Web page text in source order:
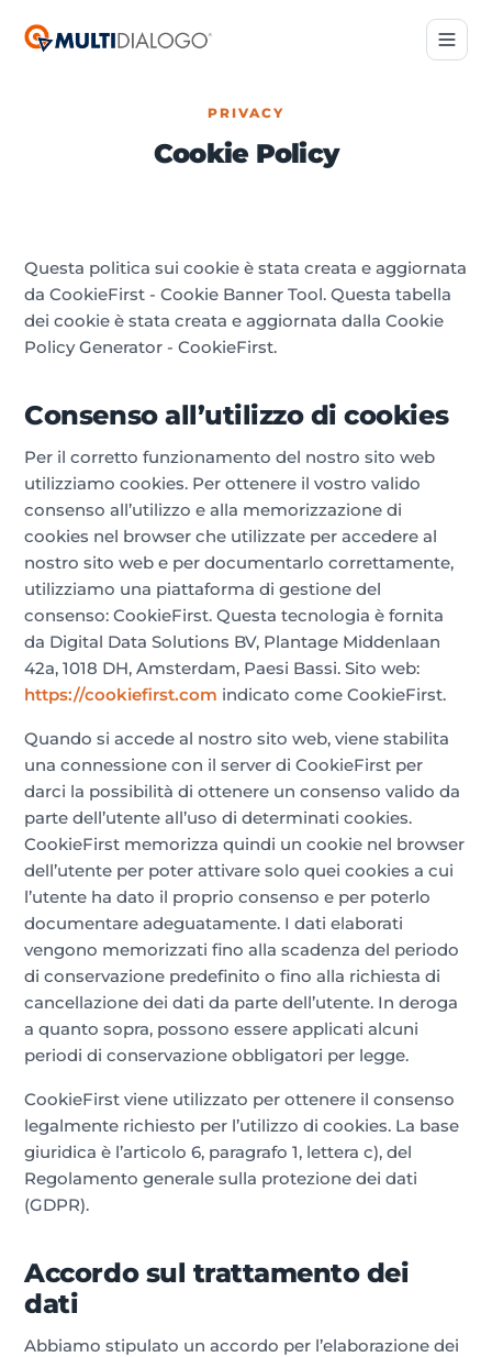
PRIVACY
Cookie Policy
Questa politica sui cookie è stata creata e aggiornata
da CookieFirst - Cookie Banner Tool. Questa tabella
dei cookie è stata creata e aggiornata dalla Cookie
Policy Generator - CookieFirst.
Consenso all’utilizzo di cookies
Per il corretto funzionamento del nostro sito web
utilizziamo cookies. Per ottenere il vostro valido
consenso all’utilizzo e alla memorizzazione di
cookies nel browser che utilizzate per accedere al
nostro sito web e per documentarlo correttamente,
utilizziamo una piattaforma di gestione del
consenso: CookieFirst. Questa tecnologia è fornita
da Digital Data Solutions BV, Plantage Middenlaan
42a, 1018 DH, Amsterdam, Paesi Bassi. Sito web:
https://cookiefirst.com indicato come CookieFirst.
Quando si accede al nostro sito web, viene stabilita
una connessione con il server di CookieFirst per
darci la possibilità di ottenere un consenso valido da
parte dell’utente all’uso di determinati cookies.
CookieFirst memorizza quindi un cookie nel browser
dell’utente per poter attivare solo quei cookies a cui
l’utente ha dato il proprio consenso e per poterlo
documentare adeguatamente. I dati elaborati
vengono memorizzati fino alla scadenza del periodo
di conservazione predefinito o fino alla richiesta di
cancellazione dei dati da parte dell’utente. In deroga
a quanto sopra, possono essere applicati alcuni
periodi di conservazione obbligatori per legge.
CookieFirst viene utilizzato per ottenere il consenso
legalmente richiesto per l’utilizzo di cookies. La base
giuridica è l’articolo 6, paragrafo 1, lettera c), del
Regolamento generale sulla protezione dei dati
(GDPR).
Accordo sul trattamento dei
dati
Abbiamo stipulato un accordo per l’elaborazione dei